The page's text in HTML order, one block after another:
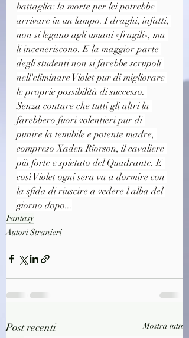
battaglia: la morte per lei potrebbe
arrivare in un lampo. I draghi, infatti,
non si legano agli umani «fragili», ma
li inceneriscono. E la maggior parte
degli studenti non si farebbe scrupoli
nell'eliminare Violet pur di migliorare
le proprie possibilità di successo.
Senza contare che tutti gli altri la
farebbero fuori volentieri pur di
punire la temibile e potente madre,
compreso Xaden Riorson, il cavaliere
più forte e spietato del Quadrante. E
così Violet ogni sera va a dormire con
la sfida di riuscire a vedere l'alba del
giorno dopo...
Fantasy
Autori Stranieri
Post recenti Mostra tutti